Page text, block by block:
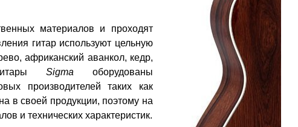
материалов и проходят
гитар используют цельную
африканский аванкол, кедр,
Sigma оборудованы
производителей таких как
в своей продукции, поэтому на
и технических характеристик.